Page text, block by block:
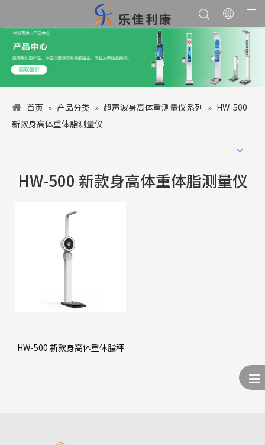
首页 » 产品分类 » 超声波身高体重测量仪系列 » HW-500
新款身高体重体脂测量仪
HW-500 新款身高体重体脂测量仪
HW-500 新款身高体重体脂秤